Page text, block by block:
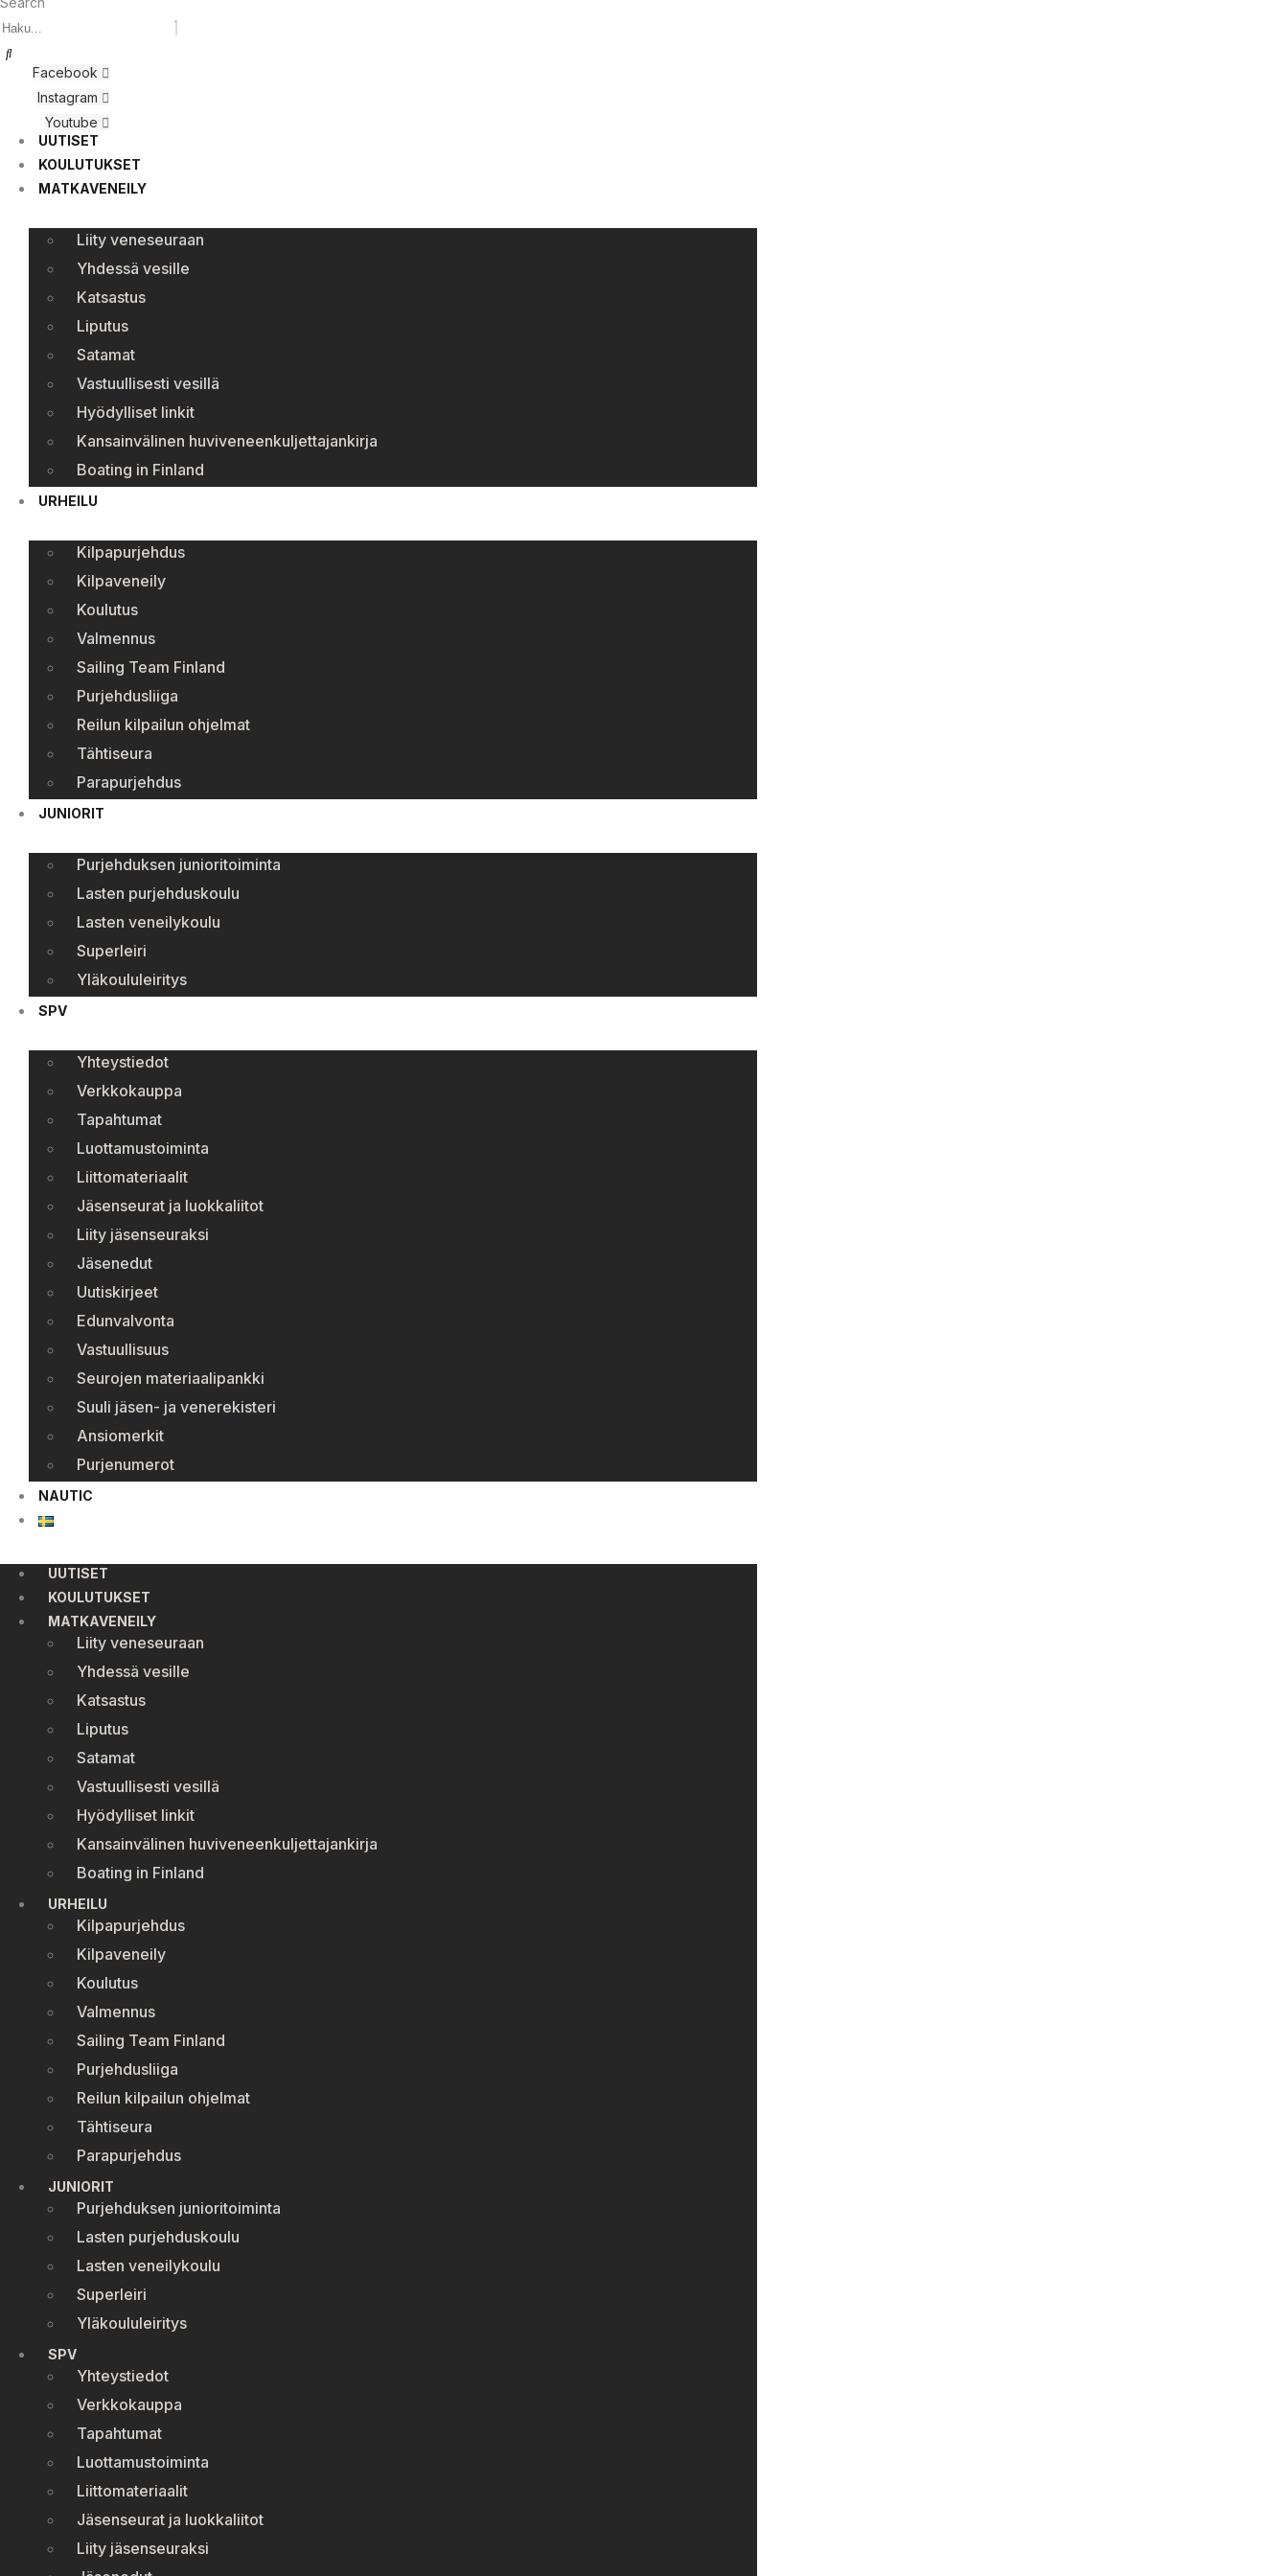
Facebook
Instagram
Youtube
UUTISET
KOULUTUKSET
MATKAVENEILY
Liity veneseuraan
Yhdessä vesille
Katsastus
Liputus
Satamat
Vastuullisesti vesillä
Hyödylliset linkit
Kansainvälinen huviveneenkuljettajankirja
Boating in Finland
URHEILU
Kilpapurjehdus
Kilpaveneily
Koulutus
Valmennus
Sailing Team Finland
Purjehdusliiga
Reilun kilpailun ohjelmat
Tähtiseura
Parapurjehdus
JUNIORIT
Purjehduksen junioritoiminta
Lasten purjehduskoulu
Lasten veneilykoulu
Superleiri
Yläkoululeiritys
SPV
Yhteystiedot
Verkkokauppa
Tapahtumat
Luottamustoiminta
Liittomateriaalit
Jäsenseurat ja luokkaliitot
Liity jäsenseuraksi
Jäsenedut
Uutiskirjeet
Edunvalvonta
Vastuullisuus
Seurojen materiaalipankki
Suuli jäsen- ja venerekisteri
Ansiomerkit
Purjenumerot
NAUTIC
UUTISET
KOULUTUKSET
MATKAVENEILY
Liity veneseuraan
Yhdessä vesille
Katsastus
Liputus
Satamat
Vastuullisesti vesillä
Hyödylliset linkit
Kansainvälinen huviveneenkuljettajankirja
Boating in Finland
URHEILU
Kilpapurjehdus
Kilpaveneily
Koulutus
Valmennus
Sailing Team Finland
Purjehdusliiga
Reilun kilpailun ohjelmat
Tähtiseura
Parapurjehdus
JUNIORIT
Purjehduksen junioritoiminta
Lasten purjehduskoulu
Lasten veneilykoulu
Superleiri
Yläkoululeiritys
SPV
Yhteystiedot
Verkkokauppa
Tapahtumat
Luottamustoiminta
Liittomateriaalit
Jäsenseurat ja luokkaliitot
Liity jäsenseuraksi